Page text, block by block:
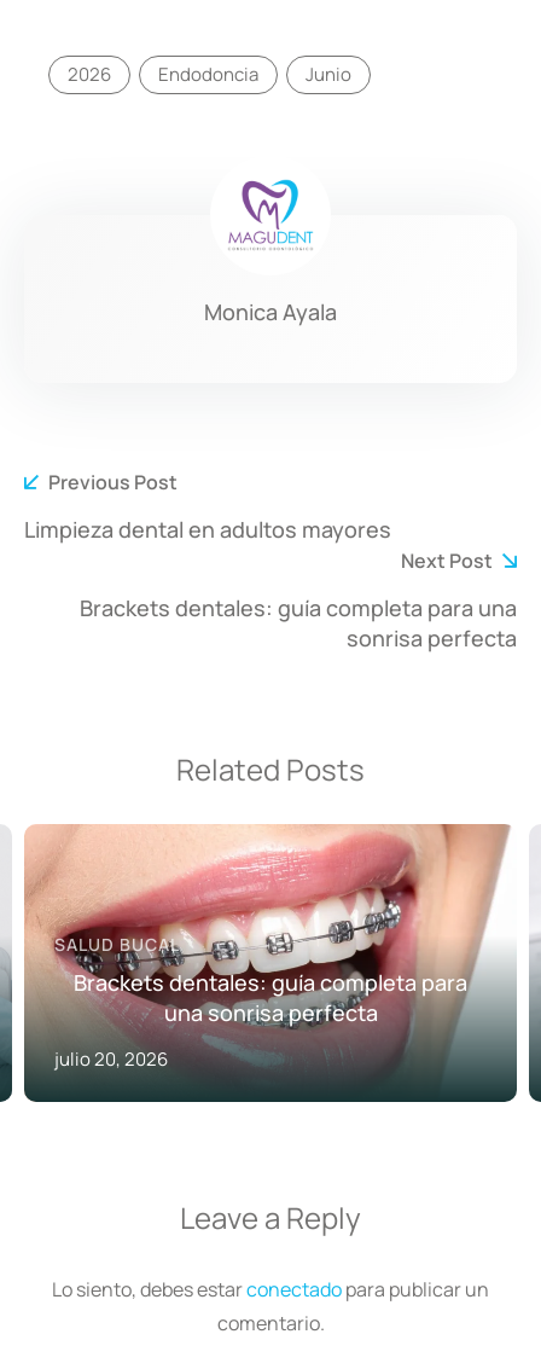
2026 Endodoncia Junio
Monica Ayala
Previous Post
Limpieza dental en adultos mayores
Next Post
Brackets dentales: guía completa para una
sonrisa perfecta
Related Posts
SALUD BUCAL
Brackets dentales: guía completa para
una sonrisa perfecta
julio 20, 2026
Leave a Reply
Lo siento, debes estarconectadopara publicar un
comentario.